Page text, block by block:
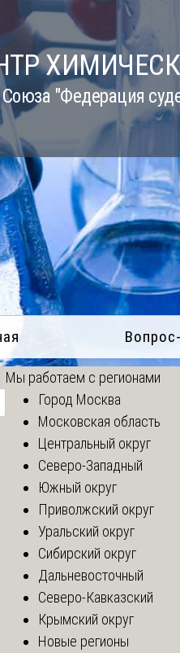
"Федерация
Мы работаем с регионами
Город Москва
Московская область
Центральный округ
Северо-Западный
Южный округ
Приволжский округ
Уральский округ
Сибирский округ
Дальневосточный
Северо-Кавказский
Крымский округ
Новые регионы